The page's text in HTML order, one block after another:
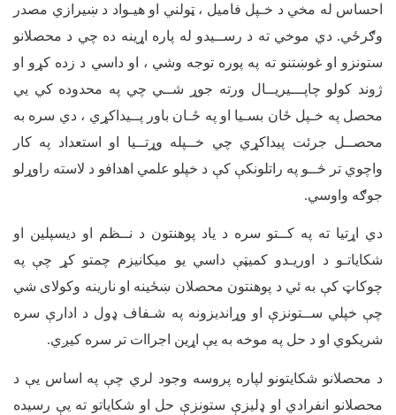
احساس له مخي د خـپل فامیل ، ټولني او هیـواد د ښیرازي مصدر
وګرځي. دي موخي ته د رســیدو له پاره اړینه ده چي د محصلانو
ستونزو او غوښتنو ته په پوره توجه وشي ، او داسي د زده کړو او
ژوند کولو چاپـــیریــال ورته جوړ شــي چي په محدوده کي يي
محصل په خـپل ځان بسـیا او په ځـان باور پــیداکړي ، دي سره به
محصــل جرئت پیداکړي چي خــپله وړتــیا او استعداد په کار
واچوي تر څــو په راتلونکې کې د خپلو علمي اهدافو د لاسته راوړلو
جوګه واوسي.
دي اړتیا ته په کــتو سره د ياد پوهنتون د نــظم او دیسپلین او
شکایاتـو د اوریـدو کمیټې داسي یو میکانیزم چمتو کړ چې په
چوکاټ کې به ئي د پوهنتون محصلان ښځینه او نارینه وکولای شي
چې خپلي ســتونزې او وړاندیزونه په شـفاف ډول د ادارې سره
شریکوي او د حل په موخه به يې اړین اجراات تر سره کیږي.
د محصلانو شکایتونو لپاره پروسه وجود لري چې په اساس یې د
محصلانو انفرادي او ډلیزې ستونزې حل او شکایاتو ته یې رسیده